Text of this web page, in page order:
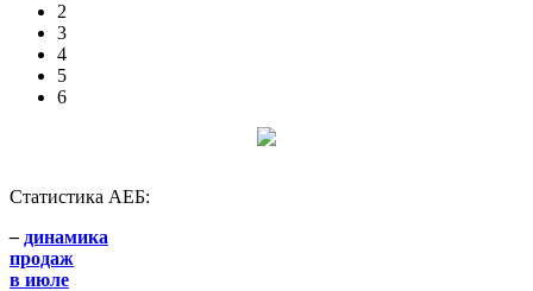
2
3
4
5
6
Статистика АЕБ:
– динамика
продаж
в июле